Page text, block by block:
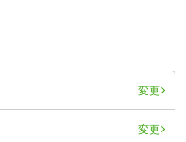
変更
変更